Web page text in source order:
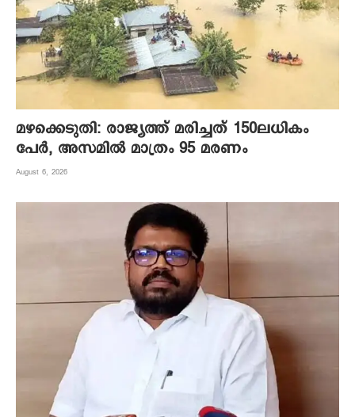
മഴക്കെടുതി: രാജ്യത്ത് മരിച്ചത് 150ലധികം
പേർ, അസമിൽ മാത്രം 95 മരണം
August 6, 2026